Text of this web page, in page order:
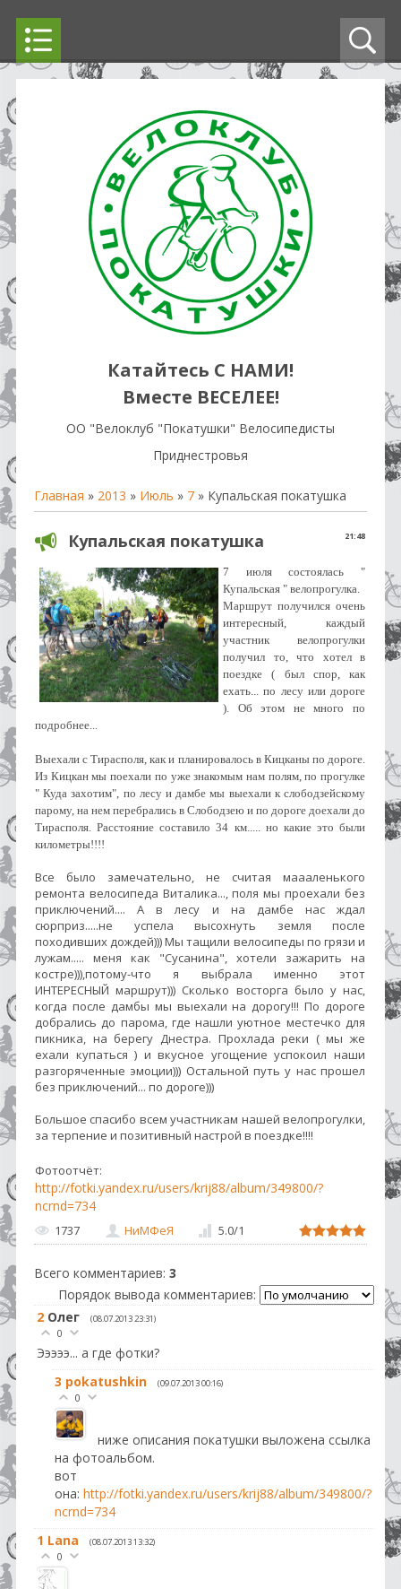
Катайтесь С НАМИ!
Вместе ВЕСЕЛЕЕ!
OO "Велоклуб "Покатушки" Велосипедисты
Приднестровья
Главная » 2013 » Июль » 7 » Купальская покатушка
21:48
Купальская покатушка
7 июля состоялась "
Купальская " велопрогулка.
Маршрут получился очень
интересный, каждый
участник велопрогулки
получил то, что хотел в
поездке ( был спор, как
ехать... по лесу или дороге
). Об этом не много по
подробнее...
Выехали с Тирасполя, как и планировалось в Кицканы по дороге.
Из Кицкан мы поехали по уже знакомым нам полям, по прогулке
" Куда захотим", по лесу и дамбе мы выехали к слободзейскому
парому, на нем перебрались в Слободзею и по дороге доехали до
Тирасполя. Расстояние составило 34 км..... но какие это были
километры!!!!
Все было замечательно, не считая маааленького
ремонта велосипеда Виталика..., поля мы проехали без
приключений.... А в лесу и на дамбе нас ждал
сюрприз.....не успела высохнуть земля после
походивших дождей))) Мы тащили велосипеды по грязи и
лужам..... меня как "Сусанина", хотели зажарить на
костре))),потому-что я выбрала именно этот
ИНТЕРЕСНЫЙ маршрут))) Сколько восторга было у нас,
когда после дамбы мы выехали на дорогу!!! По дороге
добрались до парома, где нашли уютное местечко для
пикника, на берегу Днестра. Прохлада реки ( мы же
ехали купаться ) и вкусное угощение успокоил наши
разгоряченные эмоции))) Остальной путь у нас прошел
без приключений... по дороге)))
Большое спасибо всем участникам нашей велопрогулки,
за терпение и позитивный настрой в поездке!!!!
Фотоотчёт:
http://fotki.yandex.ru/users/krij88/album/349800/?
ncrnd=734
1737 НиМФеЯ 5.0/1
Всего комментариев: 3
Порядок вывода комментариев:
2 Олег (08.07.2013 23:31)
0
Эээээ... а где фотки?
3 pokatushkin (09.07.2013 00:16)
0
ниже описания покатушки выложена ссылка
на фотоальбом.
вот
она: http://fotki.yandex.ru/users/krij88/album/349800/?
ncrnd=734
1 Lana (08.07.2013 13:32)
0